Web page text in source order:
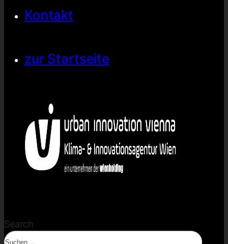
Kontakt
zur Startseite
Search